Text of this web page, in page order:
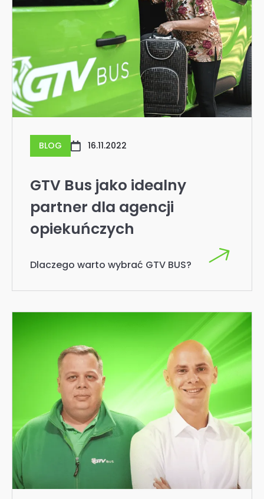
GTV Bus jako idealny
partner dla agencji
opiekuńczych
Dlaczego warto wybrać GTV BUS?
BLOG 02.11.2022
Rynek transportowy.
Problemy i szanse na rozwój
Rynek transportowy z jednej strony
przeżywa ciężkie momenty, z drugiej zaś
– zauważalne są szanse na rozwój